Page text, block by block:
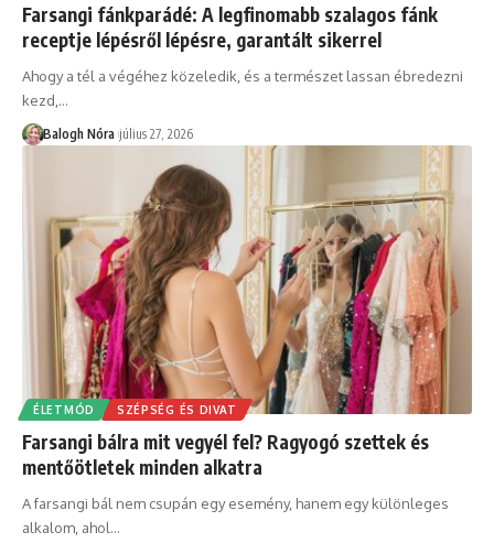
Farsangi fánkparádé: A legfinomabb szalagos fánk
receptje lépésről lépésre, garantált sikerrel
Ahogy a tél a végéhez közeledik, és a természet lassan ébredezni
kezd, …
Balogh Nóra július 27, 2026
ÉLETMÓD SZÉPSÉG ÉS DIVAT
Farsangi bálra mit vegyél fel? Ragyogó szettek és
mentőötletek minden alkatra
A farsangi bál nem csupán egy esemény, hanem egy különleges
alkalom, ahol…